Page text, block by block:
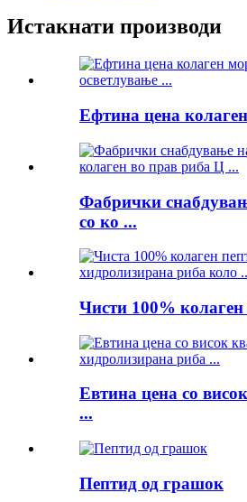
Истакнати производи
Ефтина цена
Фабрички
со ко ...
Чисти 100% колаген
Евтина цена со
...
Пептид од грашок